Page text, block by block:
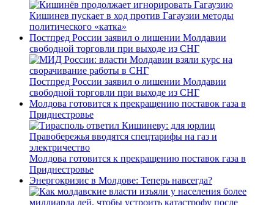
Кишинев пускает в ход против Гагаузии методы
политического «катка»
Постпред России заявил о лишении Молдавии
свободной торговли при выходе из СНГ
Постпред России заявил о лишении Молдавии
свободной торговли при выходе из СНГ
Молдова готовится к прекращению поставок газа в
Приднестровье
Молдова готовится к прекращению поставок газа в
Приднестровье
Энергокризис в Молдове: Теперь навсегда?